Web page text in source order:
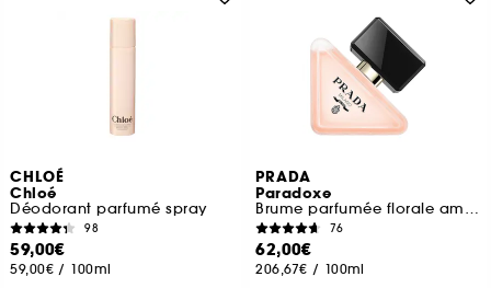
CHLOÉ
Chloé
Déodorant parfumé spray
98
59,00€
59,00€ / 100ml
PRADA
Paradoxe
Brume parfumée florale ambrée pour les cheveux
76
62,00€
206,67€ / 100ml